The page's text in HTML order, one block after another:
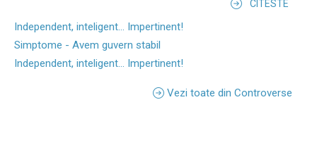
CITESTE
Independent, inteligent... Impertinent!
Simptome - Avem guvern stabil
Independent, inteligent... Impertinent!
Vezi toate din Controverse